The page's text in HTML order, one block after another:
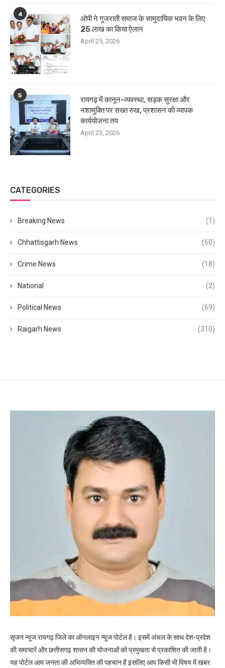
4
ओपी ने गुजराती समाज के सामुदायिक भवन के लिए
25 लाख का किया ऐलान
April 25, 2026
5
रायगढ़ में कानून-व्यवस्था, सड़क सुरक्षा और
नशामुक्ति पर सख्त रुख, प्रशासन की व्यापक
कार्ययोजना तय
April 23, 2026
CATEGORIES
Breaking News (1)
Chhattisgarh News (60)
Crime News (18)
National (2)
Political News (69)
Raigarh News (310)
सृजन न्यूज रायगढ़ जिले का ऑनलाइन न्यूज पोर्टल है। इसमें अंचल के साथ देश-प्रदेश
की समाचारें और छत्तीसगढ़ शासन की योजनाओं को प्रमुखता से प्रकाशित की जाती है।
यह पोर्टल आम जनता की अभिव्यक्ति की पहचान है इसलिए आप किसी भी विषय में खबर